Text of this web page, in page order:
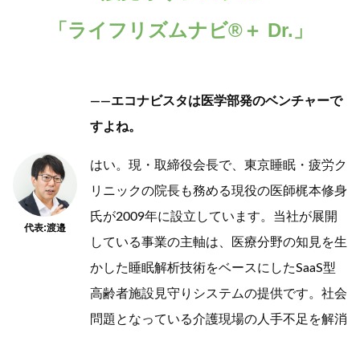
「ライフリズムナビ®＋ Dr.」
——エコナビスタは医学部発のベンチャーで
すよね。
代表:渡邉
はい。現・取締役会長で、東京睡眠・疲労ク
リニックの院長も務める現役の医師梶本修身
氏が2009年に設立しています。当社が展開
している事業の主軸は、医療分野の知見を生
かした睡眠解析技術をベースにしたSaaS型
高齢者施設見守りシステムの提供です。社会
問題となっている介護現場の人手不足を解消